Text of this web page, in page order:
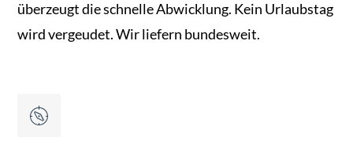
überzeugt die schnelle Abwicklung. Kein Urlaubstag
wird vergeudet. Wir liefern bundesweit.